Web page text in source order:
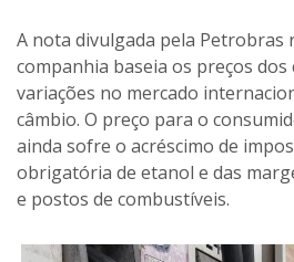
A nota divulgada pela Petrobras
companhia baseia os preços
variações no mercado
câmbio. O preço para o
ainda sofre o acréscimo de
obrigatória de etanol e das
e postos de combustíveis.